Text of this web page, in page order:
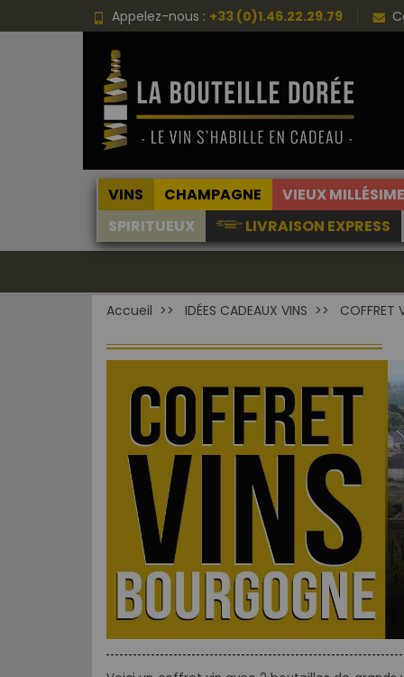
Appelez-nous : +33 (0)1.46.22.29.79
VINS CHAMPAGNE VIEUX
SPIRITUEUX
LIVRAISON EXPRESS
Accueil IDÉES CADEAUX VINS COFFRET